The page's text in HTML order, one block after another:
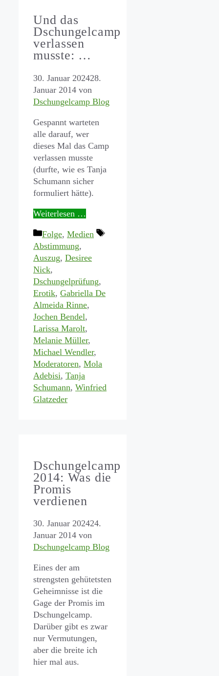
Und das
Dschungelcamp
verlassen
musste: …
30. Januar 202428.
Januar 2014 von
Dschungelcamp Blog
Gespannt warteten
alle darauf, wer
dieses Mal das Camp
verlassen musste
(durfte, wie es Tanja
Schumann sicher
formuliert hätte).
Weiterlesen …
Kategorien
Folge, Medien
Schlagwörter
Abstimmung,
Auszug, Desiree
Nick,
Dschungelprüfung,
Erotik, Gabriella De
Almeida Rinne,
Jochen Bendel,
Larissa Marolt,
Melanie Müller,
Michael Wendler,
Moderatoren, Mola
Adebisi, Tanja
Schumann, Winfried
Glatzeder
Dschungelcamp
2014: Was die
Promis
verdienen
30. Januar 202424.
Januar 2014 von
Dschungelcamp Blog
Eines der am
strengsten gehütetsten
Geheimnisse ist die
Gage der Promis im
Dschungelcamp.
Darüber gibt es zwar
nur Vermutungen,
aber die breite ich
hier mal aus.